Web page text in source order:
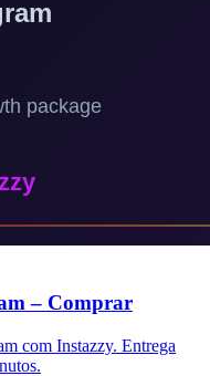
– Comprar
com Instazzy. Entrega